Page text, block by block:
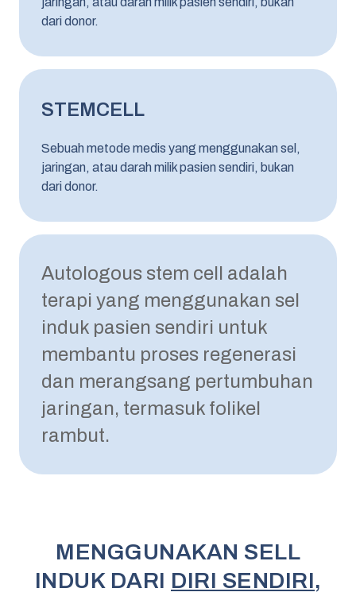
dari donor.
STEMCELL
Sebuah metode medis yang menggunakan sel,
jaringan, atau darah milik pasien sendiri, bukan
dari donor.
Autologous stem cell adalah
terapi yang menggunakan sel
induk pasien sendiri untuk
membantu proses regenerasi
dan merangsang pertumbuhan
jaringan, termasuk folikel
rambut.
MENGGUNAKAN SELL
INDUK DARI DIRI SENDIRI,